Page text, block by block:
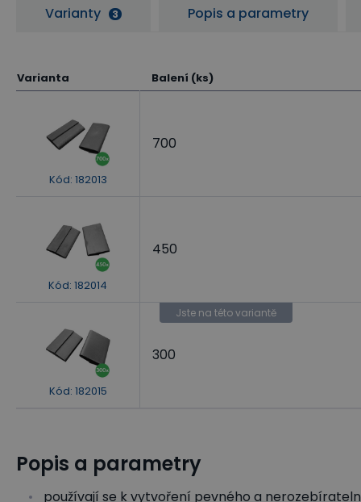
Varianty 3 Popis a parametry
Varianta Balení (ks)
Kód: 182013
700
Kód: 182014
450
Kód: 182015
Jste na této variantě
300
Popis a parametry
používají se k vytvoření pevného a